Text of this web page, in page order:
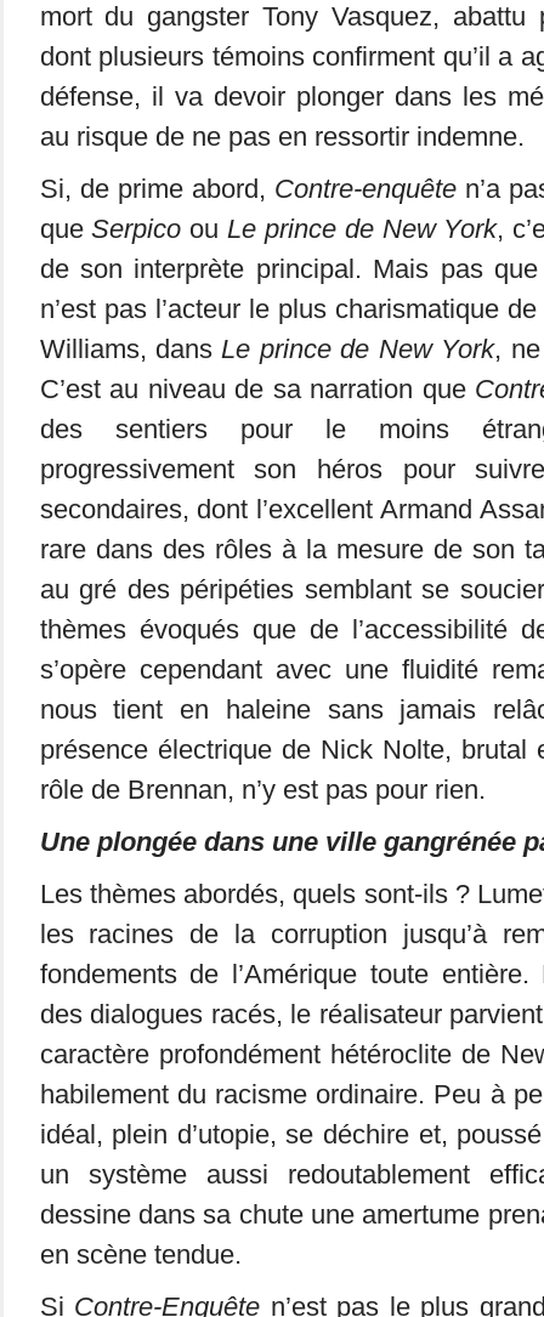
mort du gangster Tony Vasquez, abattu
dont plusieurs témoins confirment qu’il a
défense, il va devoir plonger dans les
au risque de ne pas en ressortir indemne.
Si, de prime abord, Contre-enquêten’a
queSerpico ouLe prince de New York,
de son interprète principal. Mais pas
n’est pas l’acteur le plus charismatique
Williams, dansLe prince de New York,
C’est au niveau de sa narration que
des sentiers pour le moins
progressivement son héros pour
secondaires, dont l’excellent Armand
rare dans des rôles à la mesure de son
au gré des péripéties semblant se
thèmes évoqués que de l’accessibilité
s’opère cependant avec une fluidité
nous tient en haleine sans jamais
présence électrique de Nick Nolte, brutal
rôle de Brennan, n’y est pas pour rien.
Une plongée dans une ville gangrénée
Les thèmes abordés, quels sont-ils ?
les racines de la corruption jusqu’à
fondements de l’Amérique toute
des dialogues racés, le réalisateur
caractère profondément hétéroclite de
habilement du racisme ordinaire. Peu à
idéal, plein d’utopie, se déchire et,
un système aussi redoutablement
dessine dans sa chute une amertume
en scène tendue.
Si Contre-Enquête n’est pas le plus